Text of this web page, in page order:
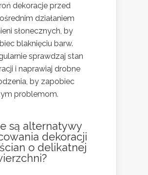
dekoracje przed
działaniem
słonecznych, by
blaknięciu barw.
sprawdzaj stan
i naprawiaj drobne
by zapobiec
problemom.
są alternatywy
dekoracji
o delikatnej